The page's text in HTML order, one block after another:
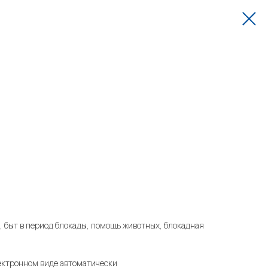
в период блокады, помощь животных, блокадная
виде автоматически